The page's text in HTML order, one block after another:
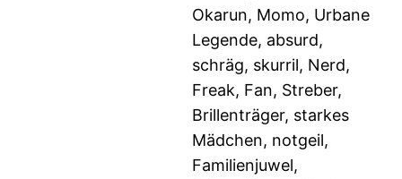
Okarun, Momo, Urbane
Legende, absurd,
schräg, skurril, Nerd,
Freak, Fan, Streber,
Brillenträger, starkes
Mädchen, notgeil,
Familienjuwel,